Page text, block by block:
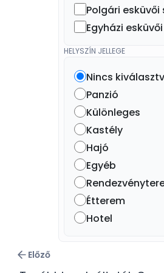
Polgári
Egyházi
HELYSZÍN JELLEGE
Nincs
Panzió
Különleges
Kastély
Hajó
Egyéb
Étterem
Hotel
Előző